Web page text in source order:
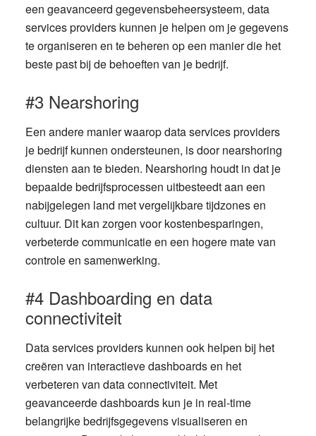
een geavanceerd gegevensbeheersysteem, data
services providers kunnen je helpen om je gegevens
te organiseren en te beheren op een manier die het
beste past bij de behoeften van je bedrijf.
#3 Nearshoring
Een andere manier waarop data services providers
je bedrijf kunnen ondersteunen, is door nearshoring
diensten aan te bieden. Nearshoring houdt in dat je
bepaalde bedrijfsprocessen uitbesteedt aan een
nabijgelegen land met vergelijkbare tijdzones en
cultuur. Dit kan zorgen voor kostenbesparingen,
verbeterde communicatie en een hogere mate van
controle en samenwerking.
#4 Dashboarding en data
connectiviteit
Data services providers kunnen ook helpen bij het
creëren van interactieve dashboards en het
verbeteren van data connectiviteit. Met
geavanceerde dashboards kun je in real-time
belangrijke bedrijfsgegevens visualiseren en